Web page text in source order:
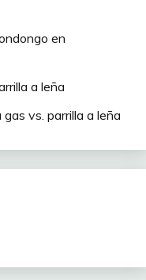
en
a leña
gas vs. parrilla a leña